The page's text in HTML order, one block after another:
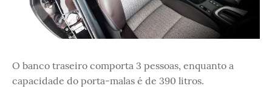
O banco traseiro comporta 3 pessoas, enquanto a
capacidade do porta-malas é de 390 litros.